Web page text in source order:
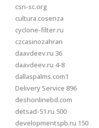
csri-sc.org
cultura.cosenza
cyclone-filter.ru
czcasinozahran
daavdeev.ru 36
daavdeev.ru 4-8
dallaspalms.com1
Delivery Service 896
deshonlinebd.com
detsad-51.ru 500
developmentspb.ru 150